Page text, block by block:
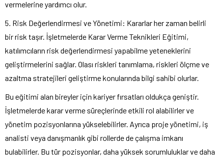
vermelerine yardımcı olur.
5. Risk Değerlendirmesi ve Yönetimi: Kararlar her zaman belirli
bir risk taşır. İşletmelerde Karar Verme Teknikleri Eğitimi,
katılımcıların risk değerlendirmesi yapabilme yeteneklerini
geliştirmelerini sağlar. Olası riskleri tanımlama, riskleri ölçme ve
azaltma stratejileri geliştirme konularında bilgi sahibi olurlar.
Bu eğitimi alan bireyler için kariyer fırsatları oldukça geniştir.
İşletmelerde karar verme süreçlerinde etkili rol alabilirler ve
yönetim pozisyonlarına yükselebilirler. Ayrıca proje yönetimi, iş
analisti veya danışmanlık gibi rollerde de çalışma imkanı
bulabilirler. Bu tür pozisyonlar, daha yüksek sorumluluklar ve daha